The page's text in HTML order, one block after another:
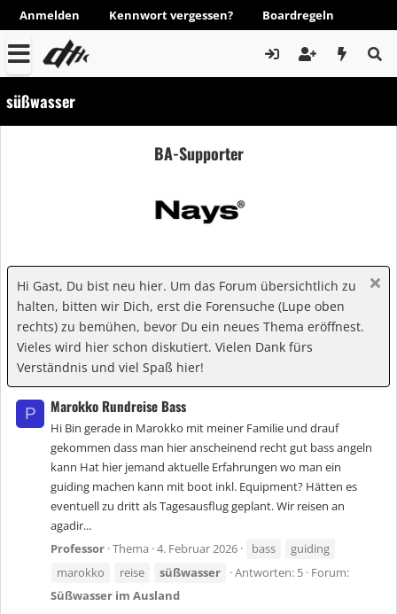
Anmelden Kennwort vergessen? Boardregeln
süßwasser
BA-Supporter
Hi Gast, Du bist neu hier. Um das Forum übersichtlich zu
halten, bitten wir Dich, erst die Forensuche (Lupe oben
rechts) zu bemühen, bevor Du ein neues Thema eröffnest.
Vieles wird hier schon diskutiert. Vielen Dank fürs
Verständnis und viel Spaß hier!
P Marokko Rundreise Bass
Hi Bin gerade in Marokko mit meiner Familie und drauf
gekommen dass man hier anscheinend recht gut bass angeln
kann Hat hier jemand aktuelle Erfahrungen wo man ein
guiding machen kann mit boot inkl. Equipment? Hätten es
eventuell zu dritt als Tagesausflug geplant. Wir reisen an
agadir...
Professor Thema 4. Februar 2026 bass
guiding
marokko
reise süßwasser Antworten: 5 Forum:
Süßwasser im Ausland